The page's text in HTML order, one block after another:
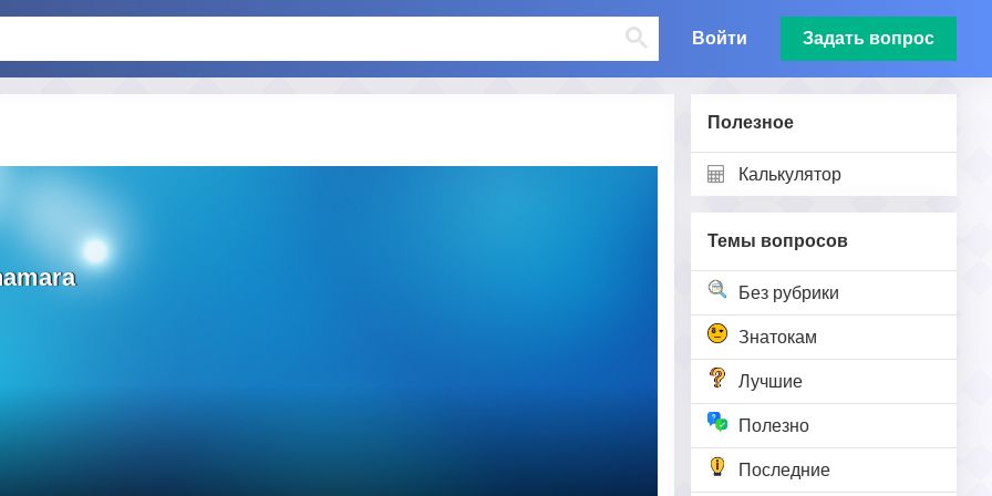
Войти Задать вопрос
Полезное
Калькулятор
Темы вопросов
Без рубрики
Знатокам
Лучшие
Полезно
Последние